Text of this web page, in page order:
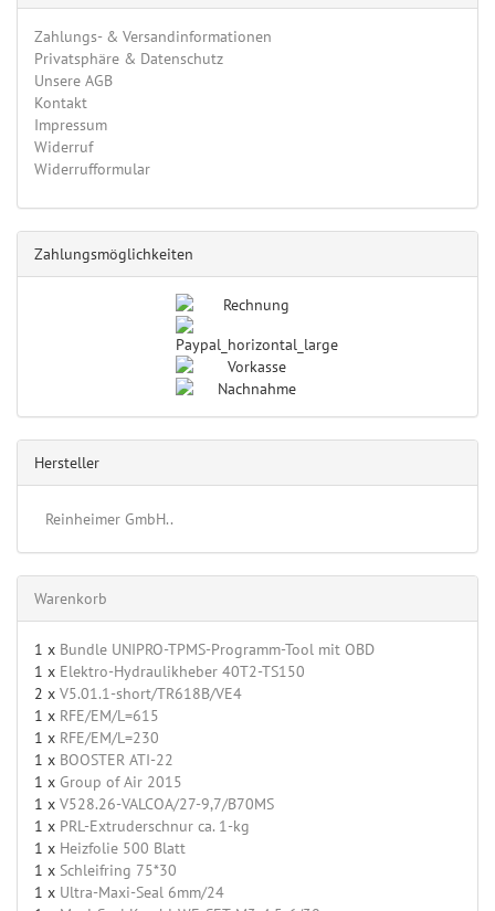
Zahlungs- & Versandinformationen
Privatsphäre & Datenschutz
Unsere AGB
Kontakt
Impressum
Widerruf
Widerrufformular
Zahlungsmöglichkeiten
Hersteller
Reinheimer GmbH..
Warenkorb
1 x Bundle UNIPRO-TPMS-Programm-Tool mit OBD
1 x Elektro-Hydraulikheber 40T2-TS150
2 x V5.01.1-short/TR618B/VE4
1 x RFE/EM/L=615
1 x RFE/EM/L=230
1 x BOOSTER ATI-22
1 x Group of Air 2015
1 x V528.26-VALCOA/27-9,7/B70MS
1 x PRL-Extruderschnur ca. 1-kg
1 x Heizfolie 500 Blatt
1 x Schleifring 75*30
1 x Ultra-Maxi-Seal 6mm/24